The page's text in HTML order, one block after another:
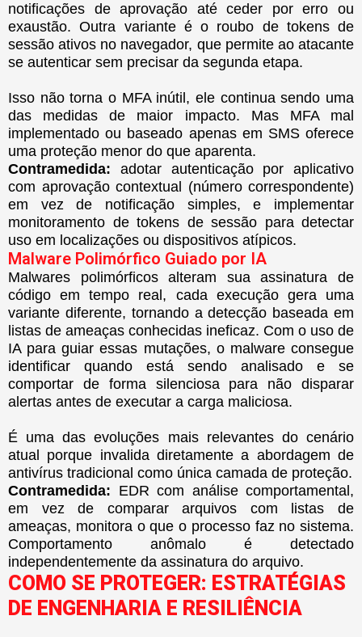
notificações de aprovação até ceder por erro ou
exaustão. Outra variante é o roubo de tokens de
sessão ativos no navegador, que permite ao atacante
se autenticar sem precisar da segunda etapa.
Isso não torna o MFA inútil, ele continua sendo uma
das medidas de maior impacto. Mas MFA mal
implementado ou baseado apenas em SMS oferece
uma proteção menor do que aparenta.
Contramedida: adotar autenticação por aplicativo
com aprovação contextual (número correspondente)
em vez de notificação simples, e implementar
monitoramento de tokens de sessão para detectar
uso em localizações ou dispositivos atípicos.
Malware Polimórfico Guiado por IA
Malwares polimórficos alteram sua assinatura de
código em tempo real, cada execução gera uma
variante diferente, tornando a detecção baseada em
listas de ameaças conhecidas ineficaz. Com o uso de
IA para guiar essas mutações, o malware consegue
identificar quando está sendo analisado e se
comportar de forma silenciosa para não disparar
alertas antes de executar a carga maliciosa.
É uma das evoluções mais relevantes do cenário
atual porque invalida diretamente a abordagem de
antivírus tradicional como única camada de proteção.
Contramedida: EDR com análise comportamental,
em vez de comparar arquivos com listas de
ameaças, monitora o que o processo faz no sistema.
Comportamento anômalo é detectado
independentemente da assinatura do arquivo.
COMO SE PROTEGER: ESTRATÉGIAS
DE ENGENHARIA E RESILIÊNCIA